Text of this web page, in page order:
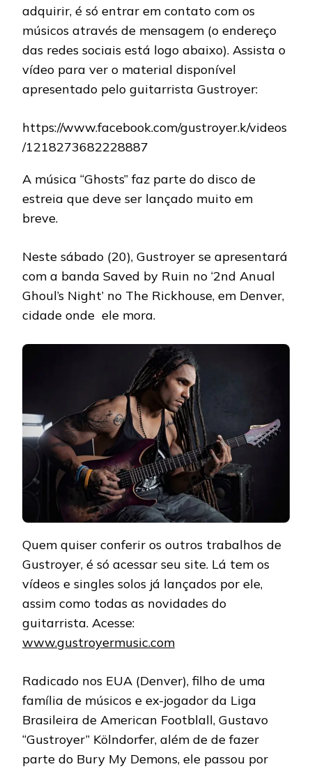
adquirir, é só entrar em contato com os
músicos através de mensagem (o endereço
das redes sociais está logo abaixo). Assista o
vídeo para ver o material disponível
apresentado pelo guitarrista Gustroyer:
https://www.facebook.com/gustroyer.k/videos
/1218273682228887
A música “Ghosts” faz parte do disco de
estreia que deve ser lançado muito em
breve.
Neste sábado (20), Gustroyer se apresentará
com a banda Saved by Ruin no ‘2nd Anual
Ghoul’s Night’ no The Rickhouse, em Denver,
cidade onde ele mora.
Quem quiser conferir os outros trabalhos de
Gustroyer, é só acessar seu site. Lá tem os
vídeos e singles solos já lançados por ele,
assim como todas as novidades do
guitarrista. Acesse:
www.gustroyermusic.com
Radicado nos EUA (Denver), filho de uma
família de músicos e ex-jogador da Liga
Brasileira de American Footblall, Gustavo
“Gustroyer” Kölndorfer, além de de fazer
parte do Bury My Demons, ele passou por